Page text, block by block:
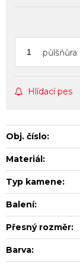
půlšňůra
Hlídací pes
Obj. číslo:
Materiál:
Typ kamene:
Balení:
Přesný rozměr:
Barva: